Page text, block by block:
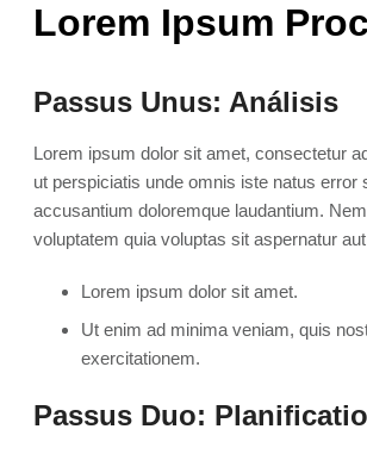
Lorem Ipsum
Passus Unus: Análisis
Lorem ipsum dolor sit amet, consectetur
ut perspiciatis unde omnis iste natus error
accusantium doloremque laudantium.
voluptatem quia voluptas sit aspernatur
Lorem ipsum dolor sit amet.
Ut enim ad minima veniam, quis
exercitationem.
Passus Duo: Planificatio